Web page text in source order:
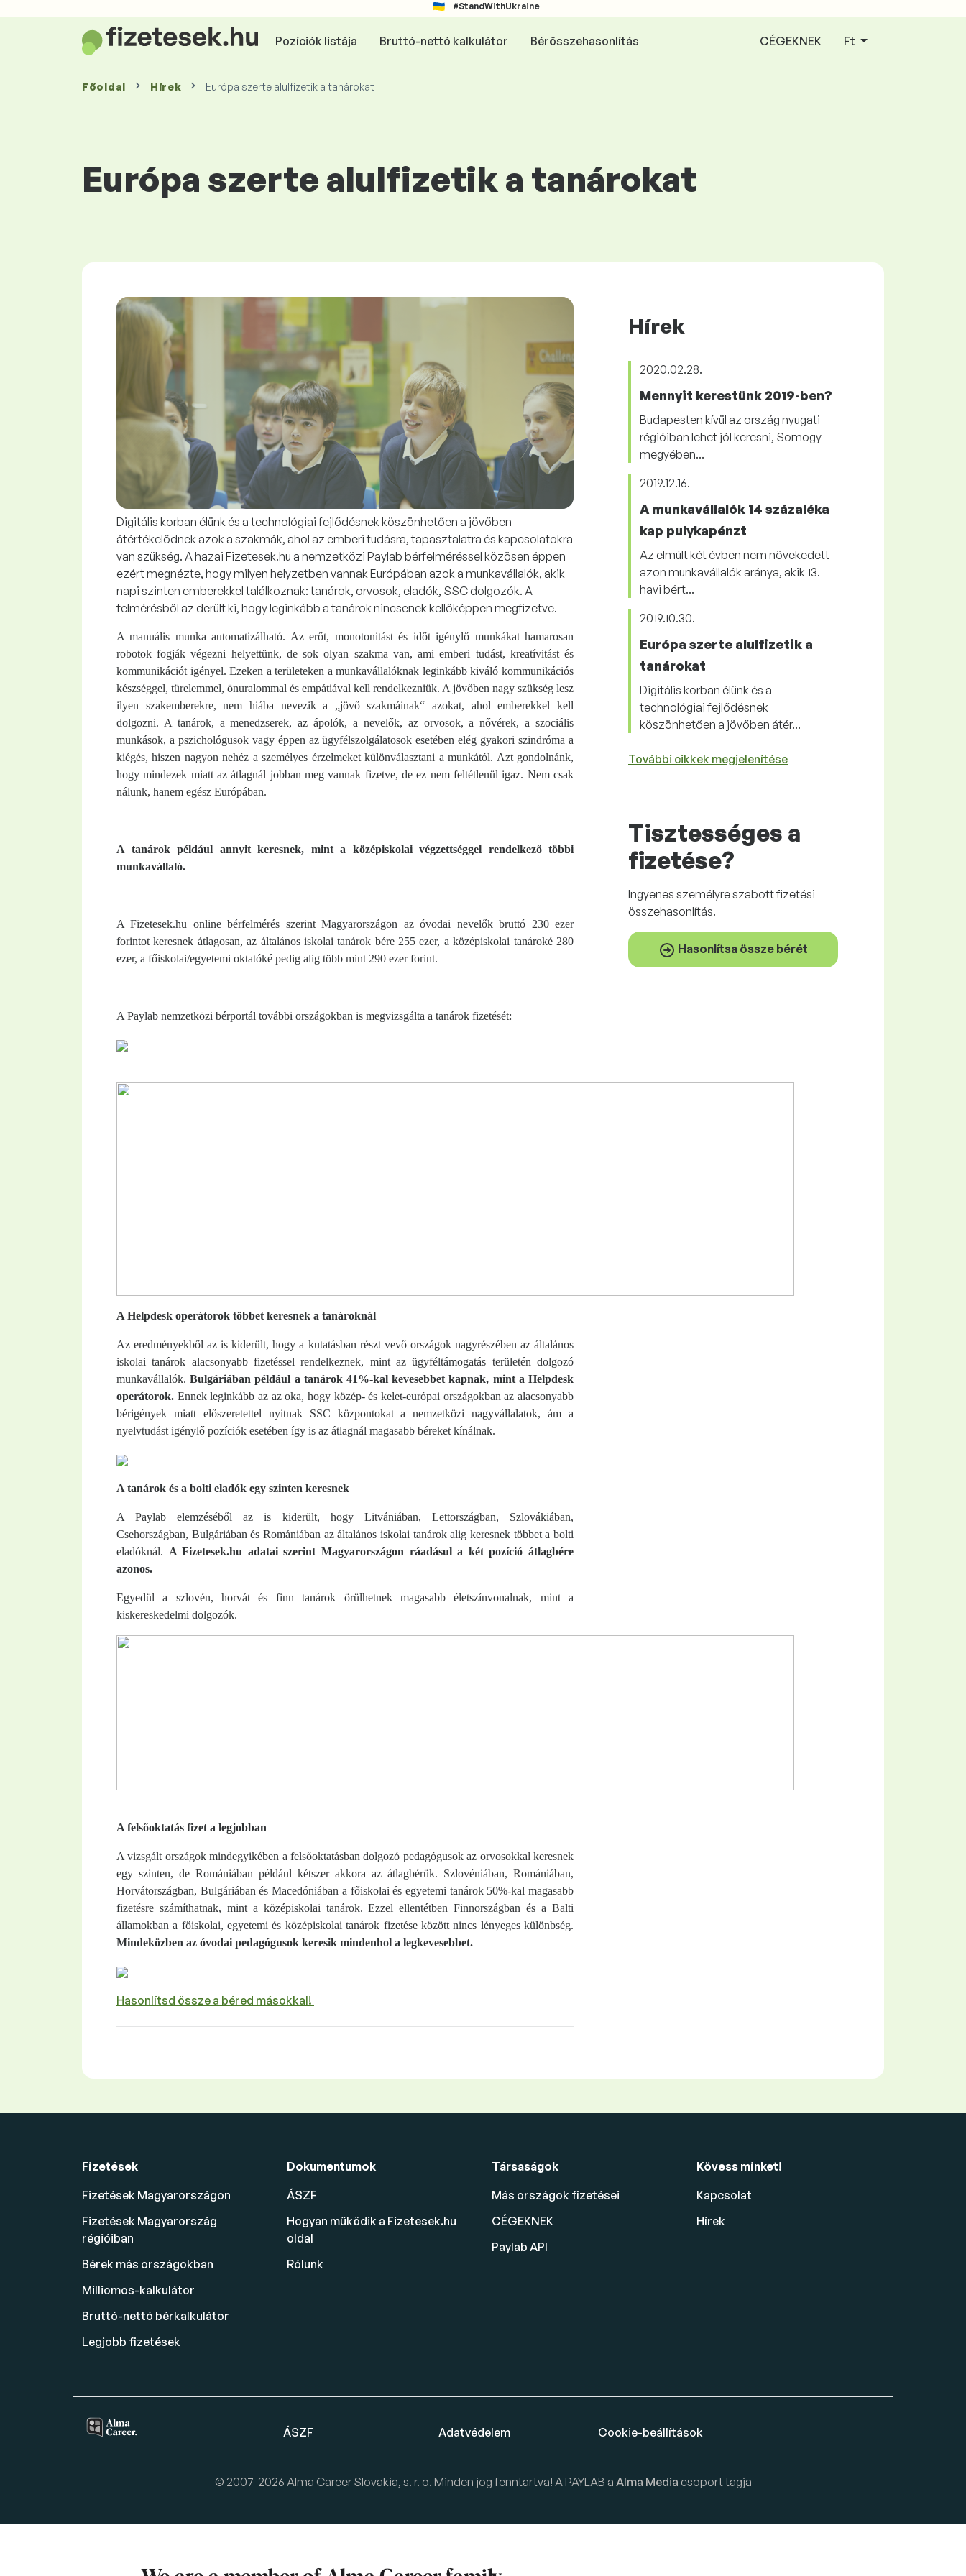
#StandWithUkraine
Pozíciók listája Bruttó-nettó kalkulátor Bérösszehasonlítás CÉGEKNEK Ft
Főoldal Hírek Európa szerte alulfizetik a tanárokat
Európa szerte alulfizetik a tanárokat
Digitális korban élünk és a technológiai fejlődésnek köszönhetően a jövőben
átértékelődnek azok a szakmák, ahol az emberi tudásra, tapasztalatra és kapcsolatokra
van szükség. A hazai Fizetesek.hu a nemzetközi Paylab bérfelméréssel közösen éppen
ezért megnézte, hogy milyen helyzetben vannak Európában azok a munkavállalók, akik
napi szinten emberekkel találkoznak: tanárok, orvosok, eladók, SSC dolgozók. A
felmérésből az derült ki, hogy leginkább a tanárok nincsenek kellőképpen megfizetve.
A manuális munka automatizálható. Az erőt, monotonitást és időt igénylő munkákat hamarosan
robotok fogják végezni helyettünk, de sok olyan szakma van, ami emberi tudást, kreatívitást és
kommunikációt igényel. Ezeken a területeken a munkavállalóknak leginkább kiváló kommunikációs
készséggel, türelemmel, önuralommal és empátiával kell rendelkezniük. A jövőben nagy szükség lesz
ilyen szakemberekre, nem hiába nevezik a „jövő szakmáinak“ azokat, ahol emberekkel kell
dolgozni. A tanárok, a menedzserek, az ápolók, a nevelők, az orvosok, a nővérek, a szociális
munkások, a pszichológusok vagy éppen az ügyfélszolgálatosok esetében elég gyakori szindróma a
kiégés, hiszen nagyon nehéz a személyes érzelmeket különválasztani a munkától. Azt gondolnánk,
hogy mindezek miatt az átlagnál jobban meg vannak fizetve, de ez nem feltétlenül igaz. Nem csak
nálunk, hanem egész Európában.
A tanárok például annyit keresnek, mint a középiskolai végzettséggel rendelkező többi
munkavállaló.
A Fizetesek.hu online bérfelmérés szerint Magyarországon az óvodai nevelők bruttó 230 ezer
forintot keresnek átlagosan, az általános iskolai tanárok bére 255 ezer, a középiskolai tanároké 280
ezer, a főiskolai/egyetemi oktatóké pedig alig több mint 290 ezer forint.
A Paylab nemzetközi bérportál további országokban is megvizsgálta a tanárok fizetését:
A Helpdesk operátorok többet keresnek a tanároknál
Az eredményekből az is kiderült, hogy a kutatásban részt vevő országok nagyrészében az általános
iskolai tanárok alacsonyabb fizetéssel rendelkeznek, mint az ügyféltámogatás területén dolgozó
munkavállalók.Bulgáriában például a tanárok 41%-kal kevesebbet kapnak, mint a Helpdesk
operátorok. Ennek leginkább az az oka, hogy közép- és kelet-európai országokban az alacsonyabb
bérigények miatt előszeretettel nyitnak SSC központokat a nemzetközi nagyvállalatok, ám a
nyelvtudást igénylő pozíciók esetében így is az átlagnál magasabb béreket kínálnak.
A tanárok és a bolti eladók egy szinten keresnek
A Paylab elemzéséből az is kiderült, hogy Litvániában, Lettországban, Szlovákiában,
Csehországban, Bulgáriában és Romániában az általános iskolai tanárok alig keresnek többet a bolti
eladóknál. A Fizetesek.hu adatai szerint Magyarországon ráadásul a két pozíció átlagbére
azonos.
Egyedül a szlovén, horvát és finn tanárok örülhetnek magasabb életszínvonalnak, mint a
kiskereskedelmi dolgozók.
A felsőoktatás fizet a legjobban
A vizsgált országok mindegyikében a felsőoktatásban dolgozó pedagógusok az orvosokkal keresnek
egy szinten, de Romániában például kétszer akkora az átlagbérük. Szlovéniában, Romániában,
Horvátországban, Bulgáriában és Macedóniában a főiskolai és egyetemi tanárok 50%-kal magasabb
fizetésre számíthatnak, mint a középiskolai tanárok. Ezzel ellentétben Finnországban és a Balti
államokban a főiskolai, egyetemi és középiskolai tanárok fizetése között nincs lényeges különbség.
Mindeközben az óvodai pedagógusok keresik mindenhol a legkevesebbet.
Hasonlítsd össze a béred másokkal!
Hírek
2020.02.28.
Mennyit kerestünk 2019-ben?
Budapesten kívül az ország nyugati
régióiban lehet jól keresni, Somogy
megyében...
2019.12.16.
A munkavállalók 14 százaléka
kap pulykapénzt
Az elmúlt két évben nem növekedett
azon munkavállalók aránya, akik 13.
havi bért...
2019.10.30.
Európa szerte alulfizetik a
tanárokat
Digitális korban élünk és a
technológiai fejlődésnek
köszönhetően a jövőben átér...
További cikkek megjelenítése
Tisztességes a
fizetése?
Ingyenes személyre szabott fizetési
összehasonlítás.
Hasonlítsa össze bérét
Fizetések
Fizetések Magyarországon
Fizetések Magyarország
régióiban
Bérek más országokban
Milliomos-kalkulátor
Bruttó-nettó bérkalkulátor
Legjobb fizetések
Dokumentumok
ÁSZF
Hogyan működik a Fizetesek.hu
oldal
Rólunk
Társaságok
Más országok fizetései
CÉGEKNEK
Paylab API
Kövess minket!
Kapcsolat
Hírek
ÁSZF Adatvédelem Cookie-beállítások
© 2007-2026 Alma Career Slovakia, s. r. o. Minden jog fenntartva! A PAYLAB a Alma Media csoport tagja